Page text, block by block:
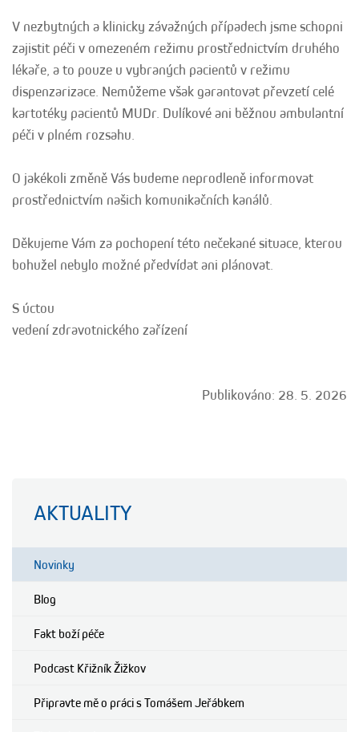
AKTUALITY
Novinky
Blog
Fakt boží péče
Podcast Křižník Žižkov
Připravte mě o práci s Tomášem Jeřábkem
V nezbytných a klinicky závažných případech jsme schopni
zajistit péči v omezeném režimu prostřednictvím druhého
lékaře, a to pouze u vybraných pacientů v režimu
dispenzarizace. Nemůžeme však garantovat převzetí celé
kartotéky pacientů MUDr. Dulíkové ani běžnou ambulantní
péči v plném rozsahu.
O jakékoli změně Vás budeme neprodleně informovat
prostřednictvím našich komunikačních kanálů.
Děkujeme Vám za pochopení této nečekané situace, kterou
bohužel nebylo možné předvídat ani plánovat.
S úctou
vedení zdravotnického zařízení
Publikováno: 28. 5. 2026